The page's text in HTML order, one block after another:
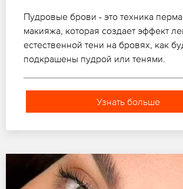
Пудровые брови - это техника
макияжа, которая создает эффект
естественной тени на бровях, как
подкрашены пудрой или тенями.
Узнать больше